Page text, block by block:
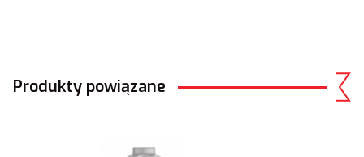
Produkty powiązane